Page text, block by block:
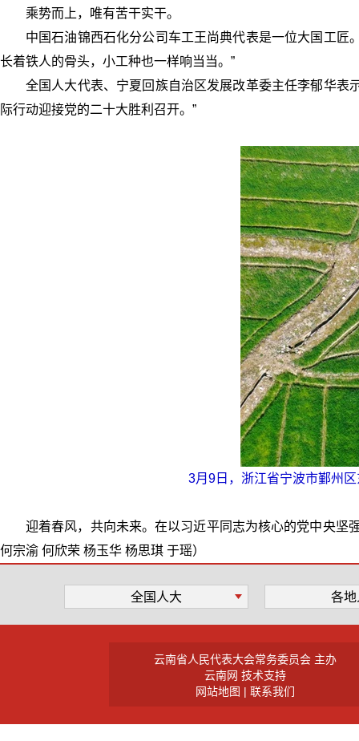
乘势而上，唯有苦干实干。
中国石油锦西石化分公司车工王尚典代表是一位大国工匠
长着铁人的骨头，小工种也一样响当当。”
全国人大代表、宁夏回族自治区发展改革委主任李郁华表
际行动迎接党的二十大胜利召开。”
3月9日，浙江省宁波市鄞州
迎着春风，共向未来。在以习近平同志为核心的党中央坚
何宗渝 何欣荣 杨玉华 杨思琪 于瑶）
全国人大 各
云南省人民代表大会常务委员会 主办
云南网 技术支持
网站地图 | 联系我们